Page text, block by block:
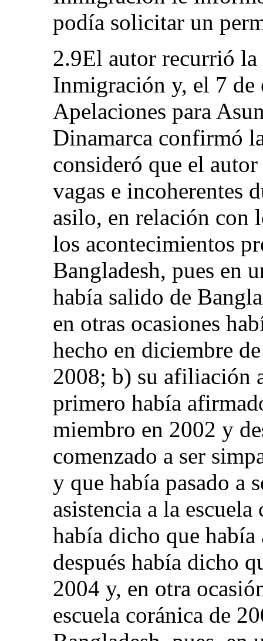
podía solicitar un
2.9El autor recurrió
Inmigración y, el 7 de
Apelaciones para
Dinamarca confirmó
consideró que el
vagas e incoherentes
asilo, en relación con
los acontecimientos
Bangladesh, pues en
había salido de
en otras ocasiones
hecho en diciembre
2008; b) su afiliación
primero había
miembro en 2002 y
comenzado a ser
y que había pasado a
asistencia a la
había dicho que
después había dicho
2004 y, en otra
escuela coránica de